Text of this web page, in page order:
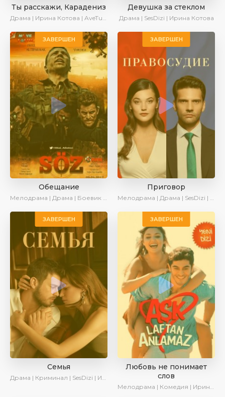
Ты расскажи, Карадениз
Драма | Ирина Котова | AveTurk
Девушка за стеклом
Драма | SesDizi | Ирина Котова
ЗАВЕРШЕН
Обещание
Мелодрама | Драма | Боевик | Военный | Ирина Котова
ЗАВЕРШЕН
Приговор
Мелодрама | Драма | SesDizi | Ирина Котова | AveTurk
ЗАВЕРШЕН
Семья
Драма | Криминал | SesDizi | Ирина Котова | AveTurk | Сериалы 2023
ЗАВЕРШЕН
Любовь не понимает
слов
Мелодрама | Комедия | Ирина Котова